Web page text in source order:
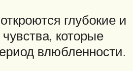
глубокие и
которые
влюбленности.